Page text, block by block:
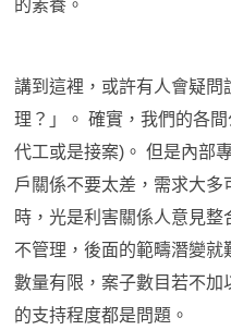
的素養。
講到這裡，或許有人會疑問
理？」。 確實，我們的各
代工或是接案)。 但是內部
戶關係不要太差，需求大
時，光是利害關係人意見
不管理，後面的範疇潛變
數量有限，案子數目若不
的支持程度都是問題。